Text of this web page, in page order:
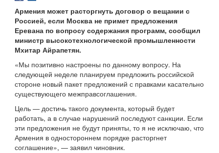
Армения может расторгнуть договор о вещании с
Россией, если Москва не примет предложения
Еревана по вопросу содержания программ, сообщил
министр высокотехнологической промышленности
Мхитар Айрапетян.
«Мы позитивно настроены по данному вопросу. На
следующей неделе планируем предложить российской
стороне новый пакет предложений с правками касательно
существующего межправсоглашения.
Цель — достичь такого документа, который будет
работать, а в случае нарушений последуют санкции. Если
эти предложения не будут приняты, то я не исключаю, что
Армения в одностороннем порядке расторгнет
соглашение», — заявил чиновник.